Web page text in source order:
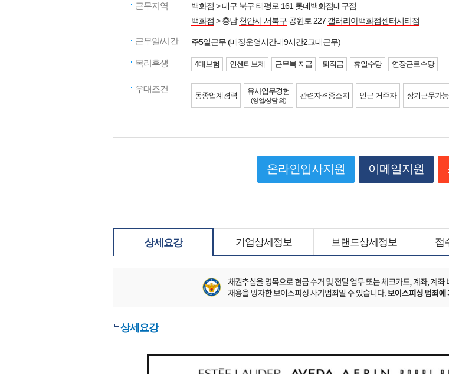
근무지역 백화점 > 대구 북구태평로 161 롯데백화점대구점
백화점 > 충남천안시 서북구 공원로 227 갤러리아백화점센터시티점
근무일/시간 주5일근무 (매장운영시간내9시간2교대근무)
복리후생 4대보험 인센티브제 근무복 지급 퇴직금 휴일수당 연장근로수당
우대조건
동종업계경력 유사업무경험
(영업/상담 외)
관련자격증소지 인근 거주자 장기근무가능
온라인입사지원 이메일지원
상세요강 기업상세정보 브랜드상세정보 접
상세요강